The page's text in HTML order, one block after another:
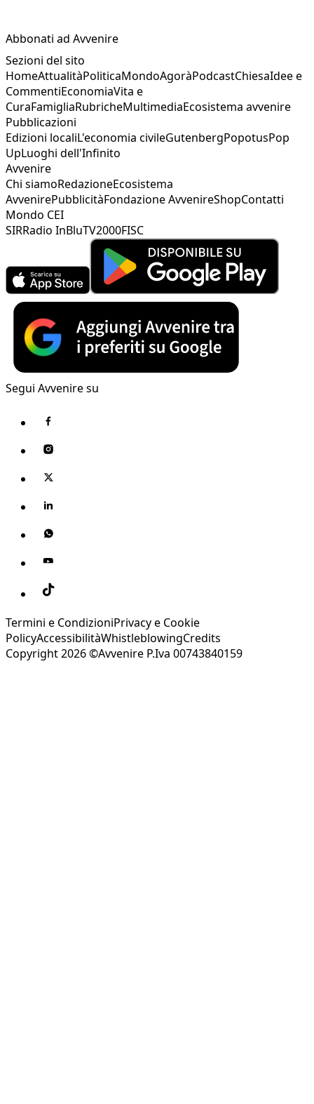
Abbonati ad Avvenire
Sezioni del sito
HomeAttualitàPoliticaMondoAgoràPodcastChiesaIdee e
CommentiEconomiaVita e
CuraFamigliaRubricheMultimediaEcosistema avvenire
Pubblicazioni
Edizioni localiL'economia civileGutenbergPopotusPop
UpLuoghi dell'Infinito
Avvenire
Chi siamoRedazioneEcosistema
AvvenirePubblicitàFondazione AvvenireShopContatti
Mondo CEI
SIRRadio InBluTV2000FISC
Segui Avvenire su
Termini e CondizioniPrivacy e Cookie
PolicyAccessibilitàWhistleblowingCredits
Copyright 2026 ©Avvenire P.Iva 00743840159